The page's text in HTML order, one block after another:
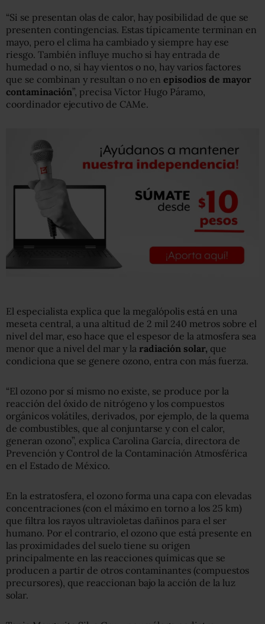
“Si se presentan olas de calor, hay posibilidad de que se
presenten contingencias. Estas típicamente terminan en
mayo, pero el clima ha cambiado y siempre hay ese
riesgo. También influye mucho si hay entrada de
humedad o no, si hay vientos o no, hay varios factores
que se combinan y resultan o no en episodios de mayor
contaminación”, precisa Víctor Hugo Páramo,
coordinador ejecutivo de CAMe.
El especialista explica que la megalópolis está en una
meseta central, a una altitud de 2 mil 240 metros sobre el
nivel del mar, eso hace que el espesor de la atmosfera sea
menor que a nivel del mar y la radiación solar, que
condiciona que se genere ozono, entra con más fuerza.
“El ozono por sí mismo no existe, se produce por la
reacción del óxido de nitrógeno y los compuestos
orgánicos volátiles, derivados, por ejemplo, de la quema
de combustibles, que al conjuntarse y con el calor,
generan ozono”, explica Carolina García, directora de
Prevención y Control de la Contaminación Atmosférica
en el Estado de México.
En la estratosfera, el ozono forma una capa con elevadas
concentraciones (con el máximo en torno a los 25 km)
que filtra los rayos ultravioletas dañinos para el ser
humano. Por el contrario, el ozono que está presente en
las proximidades del suelo tiene su origen
principalmente en las reacciones químicas que se
producen a partir de otros contaminantes (compuestos
precursores), que reaccionan bajo la acción de la luz
solar.